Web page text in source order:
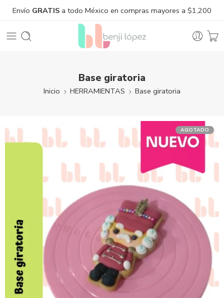
Envío GRATIS a todo México en compras mayores a $1,200
Base giratoria
Inicio HERRAMIENTAS Base giratoria
AGOTADO